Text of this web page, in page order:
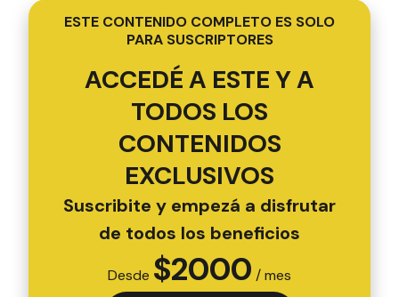
ESTE CONTENIDO COMPLETO ES SOLO
PARA SUSCRIPTORES
ACCEDÉ A ESTE Y A
TODOS LOS
CONTENIDOS
EXCLUSIVOS
Suscribite y empezá a disfrutar
de todos los beneficios
Desde $2000 / mes